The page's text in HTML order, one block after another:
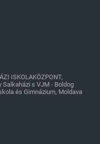
ISKOLAKÖZPONT,
Salkaházi s VJM - Boldog
és Gimnázium, Moldava